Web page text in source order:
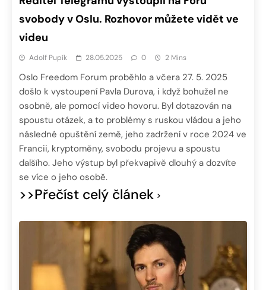
svobody v Oslu. Rozhovor můžete vidět ve
videu
Adolf Pupík 28.05.2025 0 2 Mins
Oslo Freedom Forum proběhlo a včera 27. 5. 2025
došlo k vystoupení Pavla Durova, i když bohužel ne
osobně, ale pomocí video hovoru. Byl dotazován na
spoustu otázek, a to problémy s ruskou vládou a jeho
následné opuštění země, jeho zadržení v roce 2024 ve
Francii, kryptoměny, svobodu projevu a spoustu
dalšího. Jeho výstup byl překvapivě dlouhý a dozvíte
se více o jeho osobě.
>>Přečíst celý článek